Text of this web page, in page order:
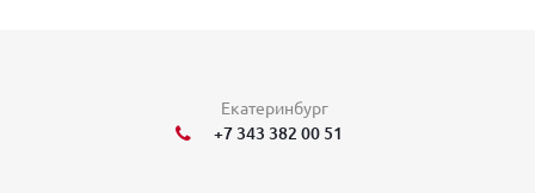
Екатеринбург
+7 343 382 00 51